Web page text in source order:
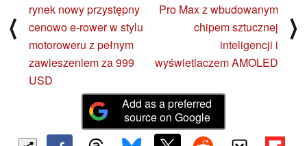
⟨
rynek nowy przystępny
cenowo e-rower w stylu
motoroweru z pełnym
zawieszeniem za 999
USD
Pro Max z wbudowanym
chipem sztucznej
inteligencji i
wyświetlaczem AMOLED
⟩
Add as a preferred
source on Google